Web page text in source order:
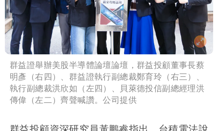
群益證舉辦美股半導體論壇論壇，群益投顧董事長蔡
明彥（右四）、群益證執行副總裁鄭育玲（右三）、
執行副總裁洪欣如（左四）、貝萊德投信副總經理洪
傳偉（左二）齊聲喊讚。公司提供